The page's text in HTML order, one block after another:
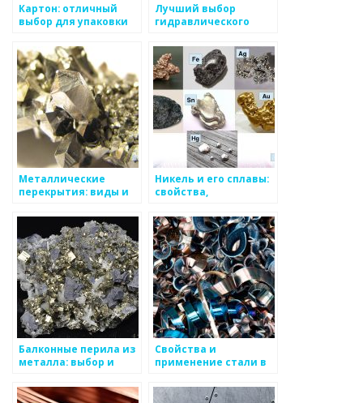
Картон: отличный
выбор для упаковки
Лучший выбор
гидравлического
проектировщиков
Металлические
перекрытия: виды и
Никель и его сплавы:
свойства,
основные виды
Балконные перила из
металла: выбор и
Свойства и
применение стали в